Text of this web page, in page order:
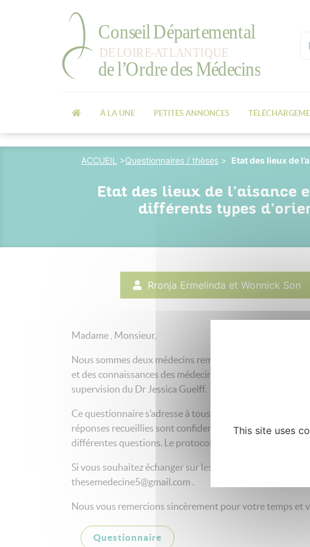
À LA UNE PETITES ANNONCES
ACCUEIL >Questionnaires / thèses > Etat des lieux de
Etat des lieux de l’aisance
différents types
Rronja Ermelinda et Wonnick Son
Madame , Monsieur,
Nous sommes deux médecins remplaçants en
et des connaissances des médecins généralistes sur les
supervision du Dr Jessica Guelff.
Ce questionnaire s’adresse à tous les internes en
réponses recueillies sont confidentielles et utilisées
différentes questions. Le protocole de cette étude a été
Si vous souhaitez échanger sur les différentes questions
thesemedecine5@gmail.com .
Nous vous remercions sincèrement pour votre temps et
Questionnaire
This site uses